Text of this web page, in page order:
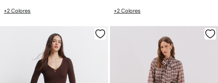
+2 Colores +2 Colores